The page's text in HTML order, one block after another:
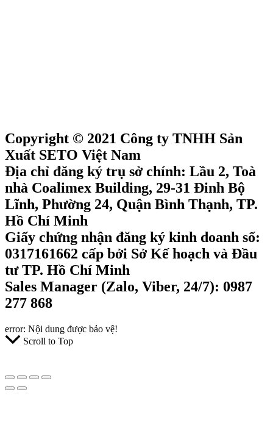
Copyright © 2021 Công ty TNHH Sản
Xuất SETO Việt Nam
Địa chỉ đăng ký trụ sở chính: Lầu 2, Toà
nhà Coalimex Building, 29-31 Đinh Bộ
Lĩnh, Phường 24, Quận Bình Thạnh, TP.
Hồ Chí Minh
Giấy chứng nhận đăng ký kinh doanh số:
0317161662 cấp bởi Sở Kế hoạch và Đầu
tư TP. Hồ Chí Minh
Sales Manager (Zalo, Viber, 24/7): 0987
277 868
error: Nội dung được bảo vệ!
Scroll to Top